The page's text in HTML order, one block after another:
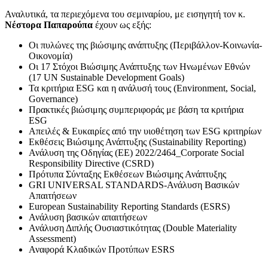
Αναλυτικά, τα περιεχόμενα του σεμιναρίου, με εισηγητή τον κ.
Νέστορα Παπαρούπα έχουν ως εξής:
Οι πυλώνες της βιώσιμης ανάπτυξης (Περιβάλλον-Κοινωνία-
Οικονομία)
Οι 17 Στόχοι Βιώσιμης Ανάπτυξης των Ηνωμένων Εθνών
(17 UN Sustainable Development Goals)
Τα κριτήρια ESG και η ανάλυσή τους (Environment, Social,
Governance)
Πρακτικές βιώσιμης συμπεριφοράς με βάση τα κριτήρια
ESG
Απειλές & Ευκαιρίες από την υιοθέτηση των ESG κριτηρίων
Εκθέσεις Βιώσιμης Ανάπτυξης (Sustainability Reporting)
Ανάλυση της Οδηγίας (ΕΕ) 2022/2464_Corporate Social
Responsibility Directive (CSRD)
Πρότυπα Σύνταξης Εκθέσεων Βιώσιμης Ανάπτυξης
GRI UNIVERSAL STANDARDS-Ανάλυση Βασικών
Απαιτήσεων
European Sustainability Reporting Standards (ESRS)
Ανάλυση βασικών απαιτήσεων
Ανάλυση Διπλής Ουσιαστικότητας (Double Materiality
Assessment)
Αναφορά Κλαδικών Προτύπων ESRS